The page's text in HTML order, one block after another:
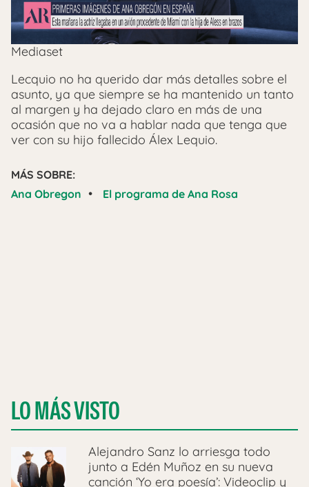
Mediaset
Lecquio no ha querido dar más detalles sobre el
asunto, ya que siempre se ha mantenido un tanto
al margen y ha dejado claro en más de una
ocasión que no va a hablar nada que tenga que
ver con su hijo fallecido Álex Lequio.
MÁS SOBRE:
Ana Obregon • El programa de Ana Rosa
LO MÁS VISTO
Alejandro Sanz lo arriesga todo
junto a Edén Muñoz en su nueva
canción ‘Yo era poesía’: Videoclip y